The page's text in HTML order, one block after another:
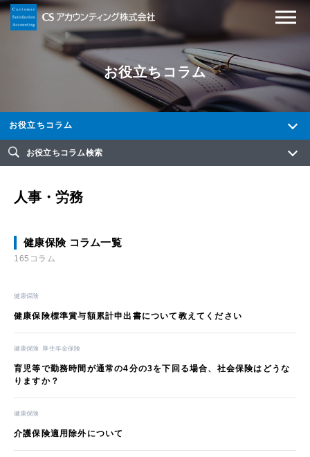
お役立ちコラム
お役立ちコラム
お役立ちコラム検索
人事・労務
健康保険 コラム一覧
165コラム
健康保険
健康保険標準賞与額累計申出書について教えてください
健康保険 厚生年金保険
育児等で勤務時間が通常の4分の3を下回る場合、社会保険はどうな
りますか？
健康保険
介護保険適用除外について